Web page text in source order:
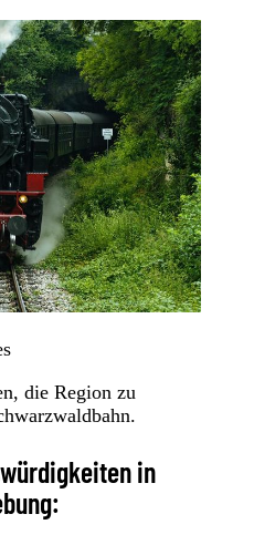
die Region zu
in